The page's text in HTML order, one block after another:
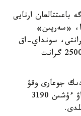
باعىتتالعان ارنايى
«سەرپىن»
ءبىلىم بەرۋ گرانتى، سونداي-اق
ەلىمىزدىڭ باتىس وڭىرلەرىنىڭ جاستارىنا 2500 گرانت
جوعارى وقۋ
ورىندارىنىڭ فيليالدارىنا تالاپكەرلەر قابىلداۋ ءۇشىن 3190